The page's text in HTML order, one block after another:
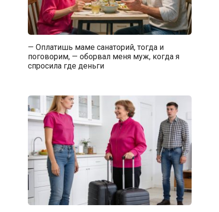
— Оплатишь маме санаторий, тогда и
поговорим, — оборвал меня муж, когда я
спросила где деньги